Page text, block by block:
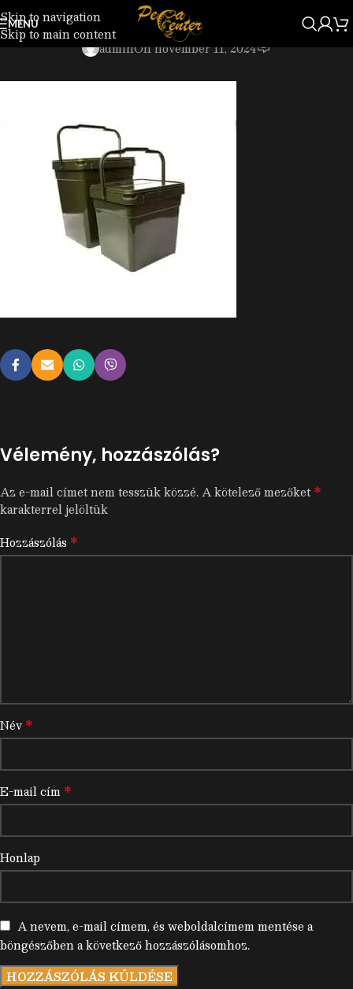
Skip to navigation
Skip to main content
MENU GRM032-000_1.jpg
adminOn november 11, 2024
Vélemény, hozzászólás?
Az e-mail címet nem tesszük közzé.A kötelező mezőket*
karakterrel jelöltük
Hozzászólás *
Név *
E-mail cím *
Honlap
A nevem, e-mail címem, és weboldalcímem mentése a
böngészőben a következő hozzászólásomhoz.